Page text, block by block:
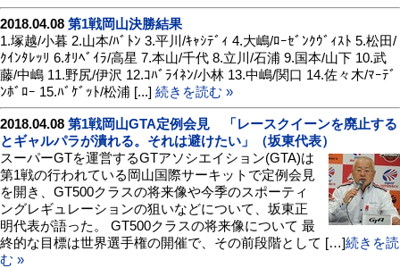
2018.04.08 第1戦岡山決勝結果
1.塚越/小暮 2.山本/ﾊﾞﾄﾝ 3.平川/ｷｬｼﾃﾞｨ 4.大嶋/ﾛｰｾﾞﾝｸｳﾞｨｽﾄ 5.松田/
ｸｲﾝﾀﾚｯﾘ 6.ｵﾘﾍﾞｲﾗ/高星 7.本山/千代 8.立川/石浦 9.国本/山下 10.武
藤/中嶋 11.野尻/伊沢 12.ｺﾊﾞﾗｲﾈﾝ/小林 13.中嶋/関口 14.佐々木/ﾏｰﾃﾞ
ﾝﾎﾞﾛｰ 15.ﾊﾞｹﾞｯﾄ/松浦 [...] 続きを読む »
2018.04.08 第1戦岡山GTA定例会見 「レースクイーンを廃止する
とギャルパラが潰れる。それは避けたい」（坂東代表）
スーパーGTを運営するGTアソシエイション(GTA)は
第1戦の行われている岡山国際サーキットで定例会見
を開き、GT500クラスの将来像や今季のスポーティ
ングレギュレーションの狙いなどについて、坂東正
明代表が語った。 GT500クラスの将来像について 最
終的な目標は世界選手権の開催で、その前段階として […]続きを読
む »